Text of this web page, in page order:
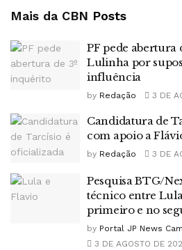
Mais da CBN Posts
PF pede abertura
Lulinha por
influência
by Redação 3 DE
Candidatura de
com apoio a
by Redação 3 DE
Pesquisa BTG/
técnico entre
primeiro e no
by Portal JP News
3 DE AGOSTO DE